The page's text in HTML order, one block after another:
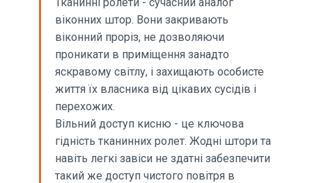
віконних штор. Вони закривають
віконний проріз, не дозволяючи
проникати в приміщення занадто
яскравому світлу, і захищають особисте
життя їх власника від цікавих сусідів і
перехожих.
Вільний доступ кисню - це ключова
гідність тканинних ролет. Жодні штори та
навіть легкі завіси не здатні забезпечити
такий же доступ чистого повітря в